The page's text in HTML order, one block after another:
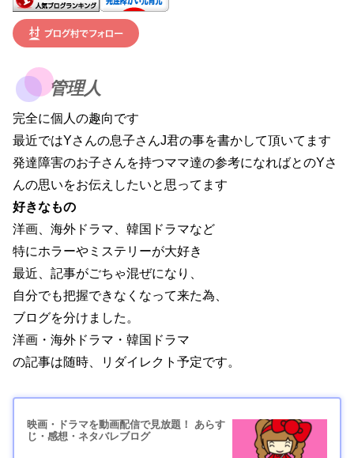
管理人
完全に個人の趣向です
最近ではYさんの息子さんJ君の事を書かして頂いてます
発達障害のお子さんを持つママ達の参考になればとのYさ
んの思いをお伝えしたいと思ってます
好きなもの
洋画、海外ドラマ、韓国ドラマなど
特にホラーやミステリーが大好き
最近、記事がごちゃ混ぜになり、
自分でも把握できなくなって来た為、
ブログを分けました。
洋画・海外ドラマ・韓国ドラマ
の記事は随時、リダイレクト予定です。
映画・ドラマを動画配信で見放題！ あらす
じ・感想・ネタバレブログ